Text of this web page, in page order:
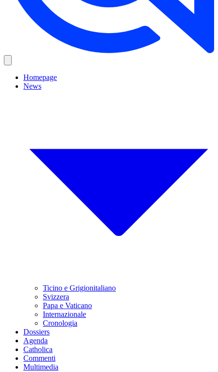
Homepage
News
Ticino e Grigionitaliano
Svizzera
Papa e Vaticano
Internazionale
Cronologia
Dossiers
Agenda
Catholica
Commenti
Multimedia